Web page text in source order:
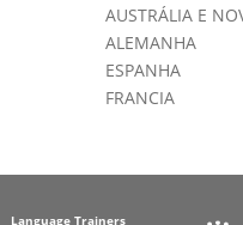
AUSTRÁLIA E
ALEMANHA
ESPANHA
FRANCIA